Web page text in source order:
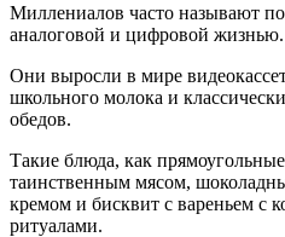
Миллениалов часто называют
аналоговой и цифровой жизнью.
Они выросли в мире
школьного молока и
обедов.
Такие блюда, как
таинственным мясом,
кремом и бисквит с вареньем с
ритуалами.